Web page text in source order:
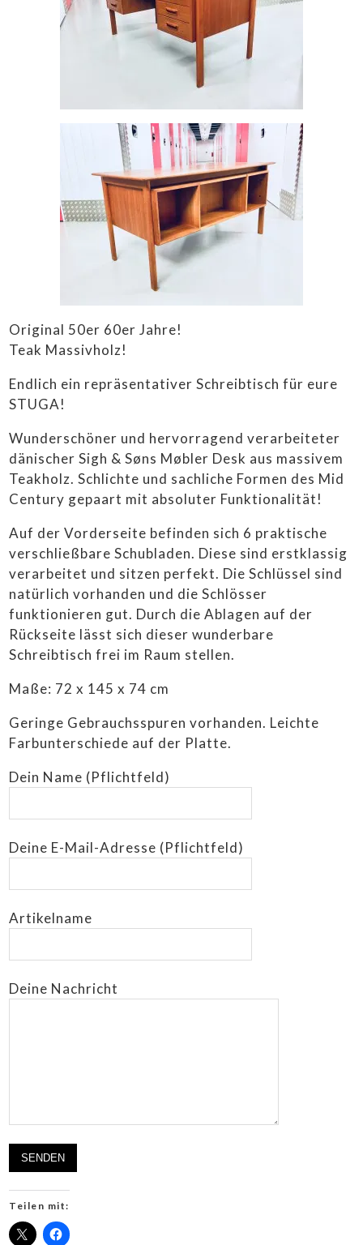
HOME
ABOUT
VINTAGE FURNITURE
SIDEBOARDS &
REGALE
STÜHLE &
LAMPEN
HÜTTENLIEBE ❤️
STUGALOVE SHOP
ANKAUF
LIEFERBEDINGUNGEN
IMPRESSUM
Original 50er 60er Jahre!
Teak Massivholz!
Endlich ein repräsentativer Schreibtisch für eure
STUGA!
Wunderschöner und hervorragend verarbeiteter
dänischer Sigh & Søns Møbler Desk aus massivem
Teakholz. Schlichte und sachliche Formen des Mid
Century gepaart mit absoluter Funktionalität!
Auf der Vorderseite befinden sich 6 praktische
verschließbare Schubladen. Diese sind erstklassig
verarbeitet und sitzen perfekt. Die Schlüssel sind
natürlich vorhanden und die Schlösser
funktionieren gut. Durch die Ablagen auf der
Rückseite lässt sich dieser wunderbare
Schreibtisch frei im Raum stellen.
Maße: 72 x 145 x 74 cm
Geringe Gebrauchsspuren vorhanden. Leichte
Farbunterschiede auf der Platte.
Dein Name (Pflichtfeld)
Deine E-Mail-Adresse (Pflichtfeld)
Artikelname
Deine Nachricht
Teilen mit: